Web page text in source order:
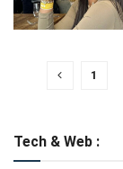
1
Tech & Web :